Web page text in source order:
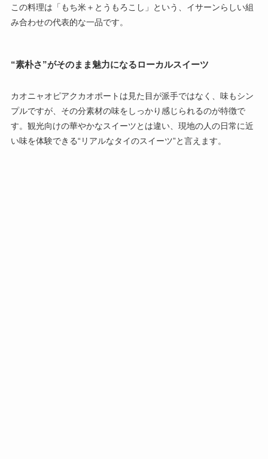
この料理は「もち米＋とうもろこし」という、イサーンらしい組
み合わせの代表的な一品です。
“素朴さ”がそのまま魅力になるローカルスイーツ
カオニャオピアクカオポートは見た目が派手ではなく、味もシン
プルですが、その分素材の味をしっかり感じられるのが特徴で
す。観光向けの華やかなスイーツとは違い、現地の人の日常に近
い味を体験できる“リアルなタイのスイーツ”と言えます。